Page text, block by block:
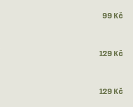
99 Kč
129 Kč
129 Kč